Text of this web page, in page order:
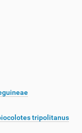
tripolitanus